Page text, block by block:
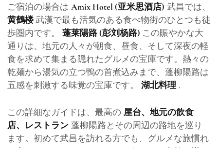
ご宿泊の場合は Amix Hotel (亚米思酒店) 武昌では、
黄鶴楼武漢で最も活気のある食べ物街のひとつも徒
歩圏内です。 蓬莱陽路 (彭刘杨路) この賑やかな大
通りは、地元の人々が朝食、昼食、そして深夜の軽
食を求めて集まる隠れたグルメの宝庫です。熱々の
乾麺から湯気の立つ鴨の首煮込みまで、蓬柳陽路は
五感を刺激する味覚の宝庫です。 湖北料理 .
この詳細なガイドは、最高の 屋台、地元の飲食
店、レストラン 蓬柳陽路とその周辺の路地を巡り
ます。初めて武昌を訪れる方でも、グルメな旅慣れ